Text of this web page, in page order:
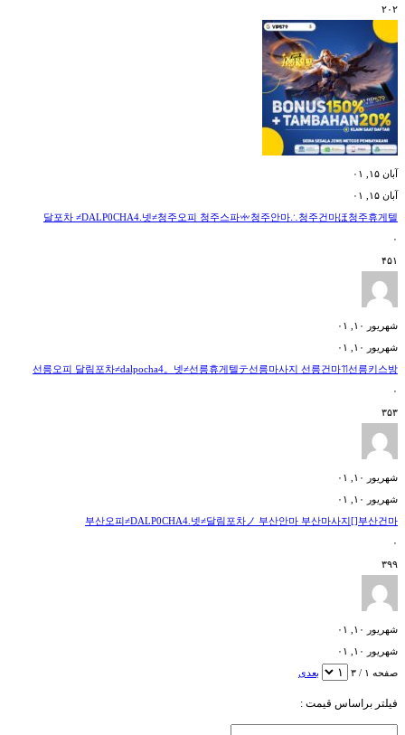
۲۰۲
آبان ۱۵, ۰۱
آبان ۱۵, ۰۱
달포차 ≠DALP0CHA4.넷≠청주오피 청주스파ꗼ청주안마∴청주건마ほ청주휴게텔
۰
۴۵۱
شهریور ۱۰, ۰۱
شهریور ۱۰, ۰۱
선릉오피 달림포차≠dalpocha4。넷≠선릉휴게텔テ선릉마사지 선릉건마ꔔ선릉키스방
۰
۳۵۳
شهریور ۱۰, ۰۱
شهریور ۱۰, ۰۱
부산오피≠DALP0CHA4.넷≠달림포차ノ 부산안마 부산마사지[]부산건마
۰
۳۹۹
شهریور ۱۰, ۰۱
شهریور ۱۰, ۰۱
صفحه ۱ / ۳
بعدی
فیلتر براساس قیمت :